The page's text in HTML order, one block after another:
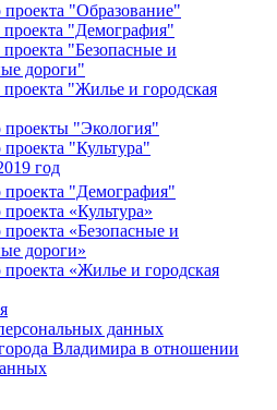
проекта "Образование"
проекта "Демография"
"Безопасные и
дороги"
"Жилье и городская
проекты "Экология"
"Культура"
год
проекта "Демография"
«Культура»
«Безопасные и
дороги»
«Жилье и городская
данных
Владимира в отношении